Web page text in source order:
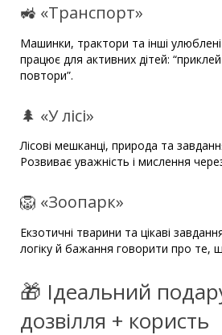
🚜 «Транспорт»
Машинки, трактори та інші
працює для активних дітей:
повтори”.
🌲 «У лісі»
Лісові мешканці, природа та
Розвиває уважність і мислення
🦁 «Зоопарк»
Екзотичні тварини та цікаві
логіку й бажання говорити про те,
🎁 Ідеальний
дозвілля + користь